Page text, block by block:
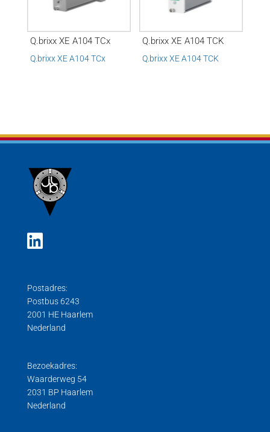
Q.brixx XE A104 TCx
Q.brixx XE A104 TCx
Q.brixx XE A104 TCK
Q.brixx XE A104 TCK
Postadres:
Postbus 6243
2001 HE Haarlem
Nederland
Bezoekadres:
Waarderweg 54
2031 BP Haarlem
Nederland